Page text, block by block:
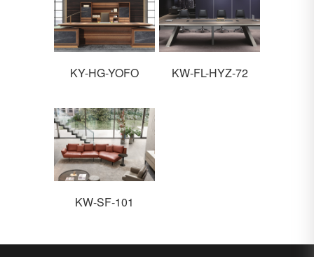
KY-HG-YOFO KW-FL-HYZ-72
KW-SF-101